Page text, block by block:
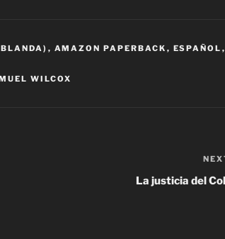
, AMAZON PAPERBACK , ESPAÑOL ,
WILCOX
La justicia del